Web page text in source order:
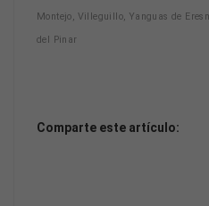
Montejo, Villeguillo, Yanguas de
del Pinar
Comparte este artículo: